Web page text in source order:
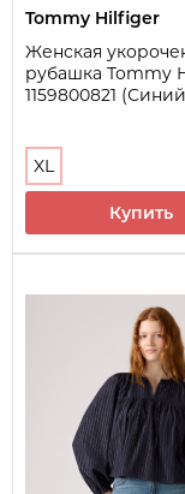
Tommy Hilfiger
Женская
рубашка Tommy
1159800821
XL
Купить